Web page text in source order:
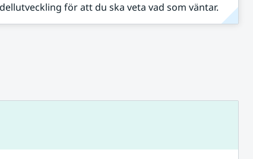
för att du ska veta vad som väntar.